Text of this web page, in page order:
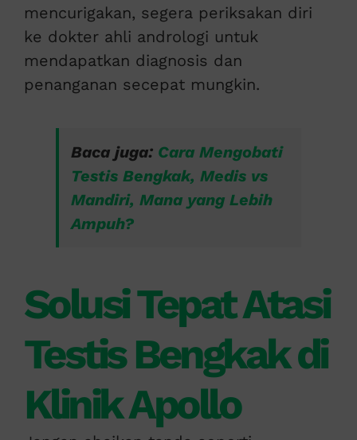
mencurigakan, segera periksakan diri
ke dokter ahli andrologi untuk
mendapatkan diagnosis dan
penanganan secepat mungkin.
Baca juga: Cara Mengobati
Testis Bengkak, Medis vs
Mandiri, Mana yang Lebih
Ampuh?
Solusi Tepat Atasi
Testis Bengkak di
Klinik Apollo